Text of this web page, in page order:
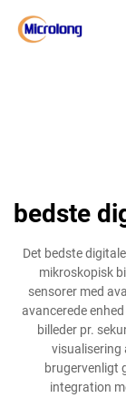
bedste
Det bedste
mikroskopisk
sensorer med
avancerede
billeder pr.
visualisering
brugervenligt
integration